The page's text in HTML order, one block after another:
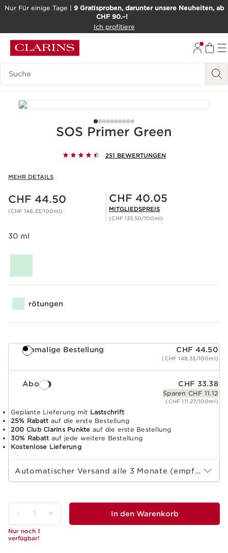
BARRIEREFREIHEITSWERKZEUG
Nur Für einige Tage | 9 Gratisproben, darunter unsere Neuheiten, ab
CHF 90.–!
Ich profitiere
Legende suchen
SOS Primer Green
251 BEWERTUNGEN
MEHR DETAILS
Aktueller Preis CHF 44.50
CHF 44.50
(CHF 148.33/100ml)
Mitgliederpreis CHF 40.05
CHF 40.05
MITGLIEDSPREIS
(CHF 133.50/100ml)
30 ml
rötungen
Einmalige Bestellung CHF 44.50
(CHF 148.33/100ml)
Abo CHF 33.38
Sparen CHF 11.12
(CHF 111.27/100ml)
Geplante Lieferung mit Lastschrift
25% Rabatt auf die erste Bestellung
200 Club Clarins Punkte auf die erste Bestellung
30% Rabatt auf jede weitere Bestellung
Kostenlose Lieferung
Wählen Sie die Laufzeit des Abonnements
Automatischer Versand alle 3 Monate (empfohlen)
- 1 +
Nur noch 1
verfügbar!
In den Warenkorb